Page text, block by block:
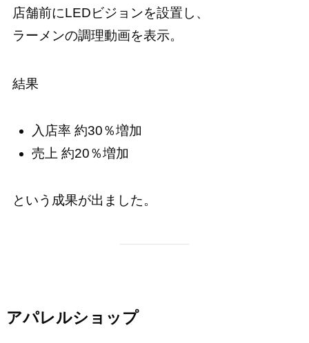
店舗前にLEDビジョンを設置し、
ラーメンの調理動画を表示。
結果
入店率 約30％増加
売上 約20％増加
という成果が出ました。
アパレルショップ